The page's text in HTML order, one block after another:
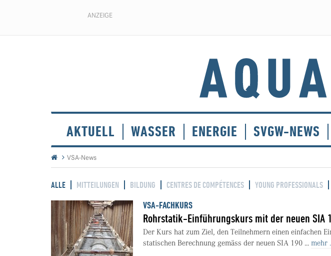
ANZEIGE
AKTUELL WASSER ENERGIE SVGW-NEWS
VSA-News
ALLE MITTEILUNGEN BILDUNG CENTRES DE COMPÉTENCES YOUNG PROFESSIONALS
VSA-FACHKURS
Rohrstatik-Einführungskurs mit der neuen SIA
Der Kurs hat zum Ziel, den Teilnehmern einen einfachen
statischen Berechnung gemäss der neuen SIA 190 ... mehr